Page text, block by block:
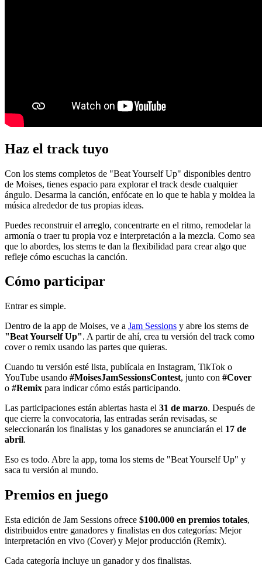
Haz el track tuyo
Con los stems completos de "Beat Yourself Up" disponibles dentro
de Moises, tienes espacio para explorar el track desde cualquier
ángulo. Desarma la canción, enfócate en lo que te habla y moldea la
música alrededor de tus propias ideas.
Puedes reconstruir el arreglo, concentrarte en el ritmo, remodelar la
armonía o traer tu propia voz e interpretación a la mezcla. Como sea
que lo abordes, los stems te dan la flexibilidad para crear algo que
refleje cómo escuchas la canción.
Cómo participar
Entrar es simple.
Dentro de la app de Moises, ve a Jam Sessions y abre los stems de
"Beat Yourself Up". A partir de ahí, crea tu versión del track como
cover o remix usando las partes que quieras.
Cuando tu versión esté lista, publícala en Instagram, TikTok o
YouTube usando #MoisesJamSessionsContest, junto con #Cover
o #Remix para indicar cómo estás participando.
Las participaciones están abiertas hasta el 31 de marzo. Después de
que cierre la convocatoria, las entradas serán revisadas, se
seleccionarán los finalistas y los ganadores se anunciarán el 17 de
abril.
Eso es todo. Abre la app, toma los stems de "Beat Yourself Up" y
saca tu versión al mundo.
Premios en juego
Esta edición de Jam Sessions ofrece $100.000 en premios totales,
distribuidos entre ganadores y finalistas en dos categorías: Mejor
interpretación en vivo (Cover) y Mejor producción (Remix).
Cada categoría incluye un ganador y dos finalistas.